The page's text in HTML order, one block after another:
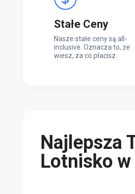
Stałe Ceny
Nasze stałe ceny są all-
inclusive. Oznacza to, że
wiesz, za co płacisz.
Najlepsza
Lotnisko